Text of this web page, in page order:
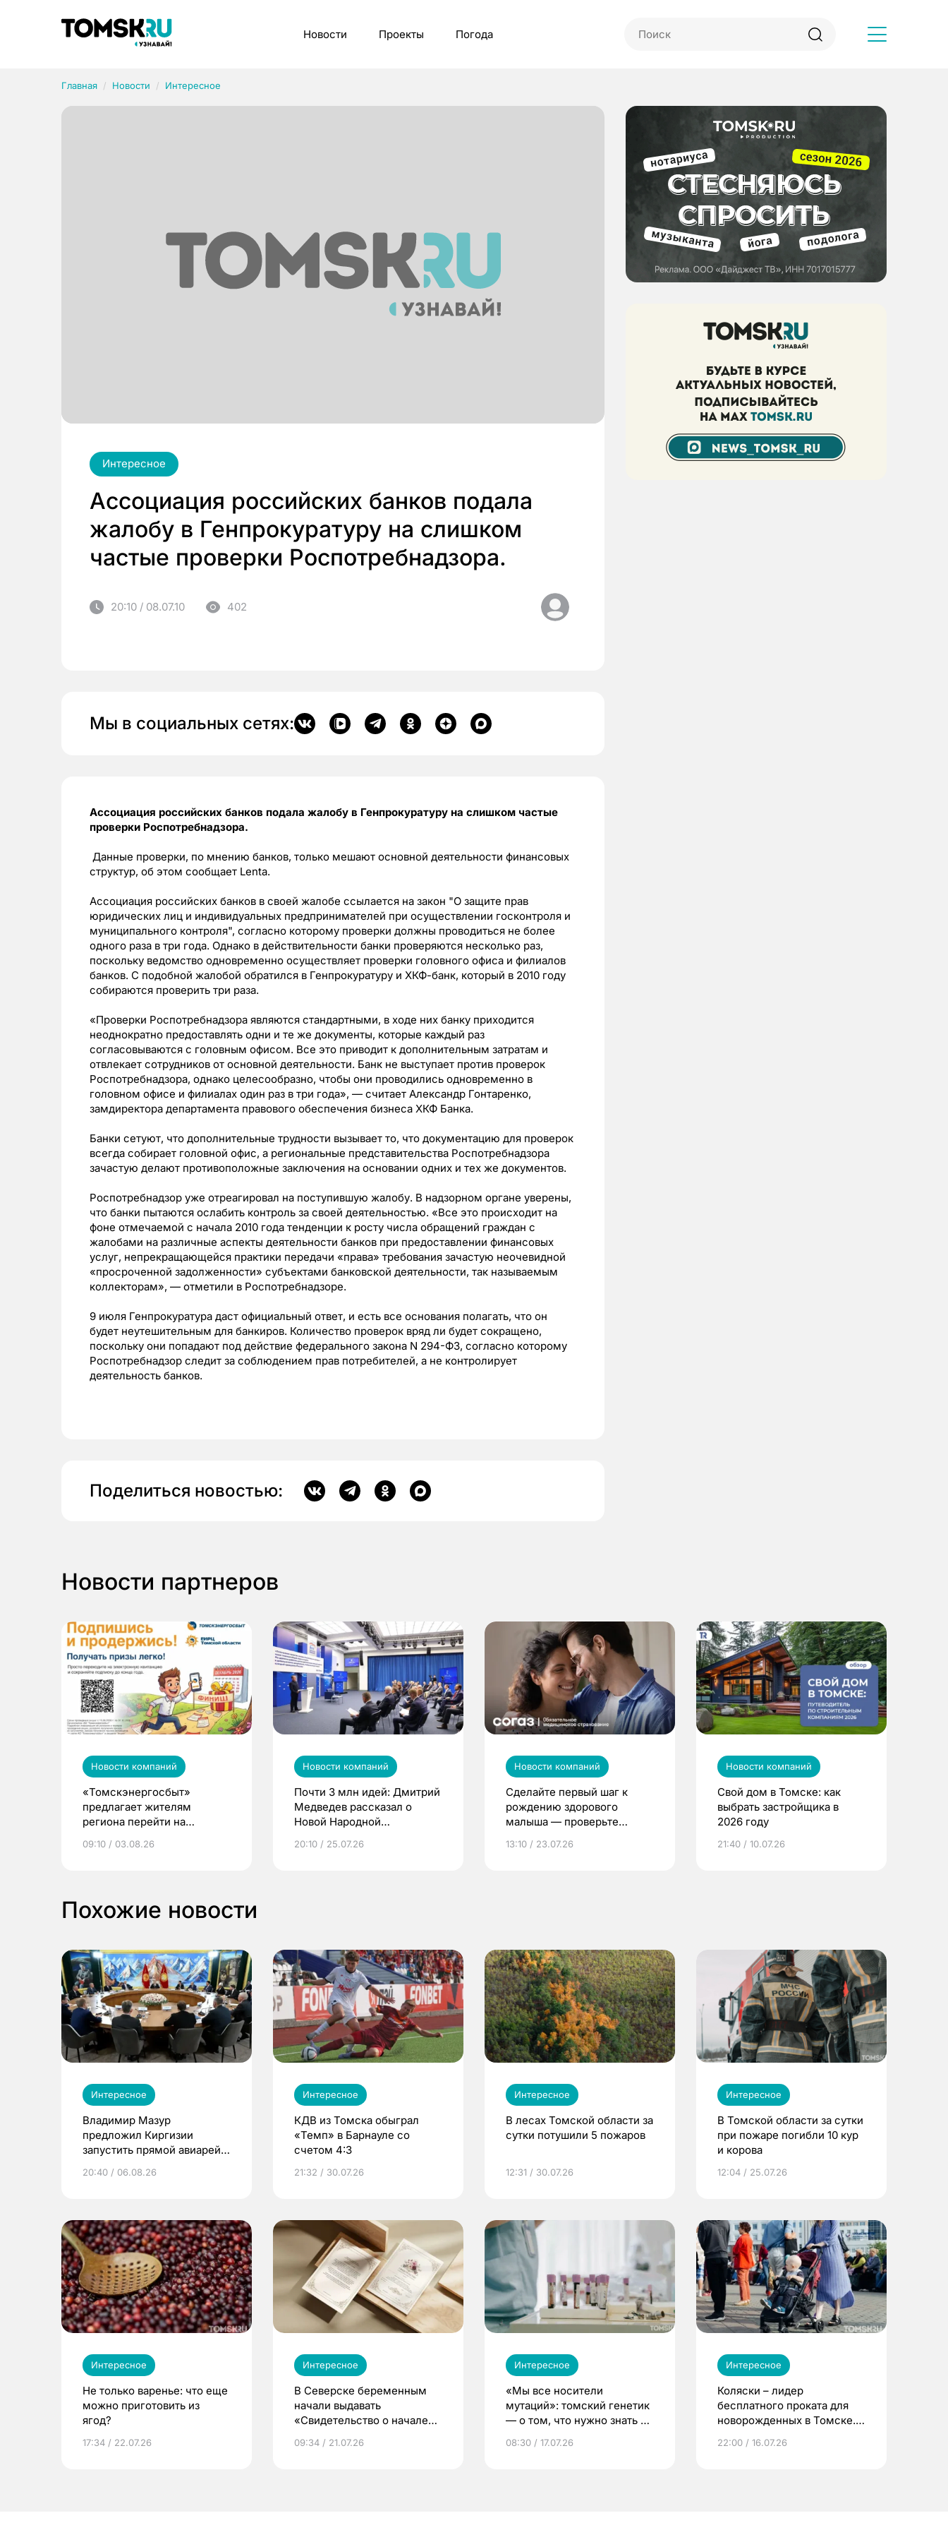
Новости Проекты Погода
Главная Новости Интересное
Интересное
Ассоциация российских банков подала
жалобу в Генпрокуратуру на слишком
частые проверки Роспотребнадзора.
20:10 / 08.07.10 402
Мы в социальных сетях:
Ассоциация российских банков подала жалобу в Генпрокуратуру на слишком частые
проверки Роспотребнадзора.
Данные проверки, по мнению банков, только мешают основной деятельности финансовых
структур, об этом сообщает Lenta.
Ассоциация российских банков в своей жалобе ссылается на закон "О защите прав
юридических лиц и индивидуальных предпринимателей при осуществлении госконтроля и
муниципального контроля", согласно которому проверки должны проводиться не более
одного раза в три года. Однако в действительности банки проверяются несколько раз,
поскольку ведомство одновременно осуществляет проверки головного офиса и филиалов
банков. С подобной жалобой обратился в Генпрокуратуру и ХКФ-банк, который в 2010 году
собираются проверить три раза.
«Проверки Роспотребнадзора являются стандартными, в ходе них банку приходится
неоднократно предоставлять одни и те же документы, которые каждый раз
согласовываются с головным офисом. Все это приводит к дополнительным затратам и
отвлекает сотрудников от основной деятельности. Банк не выступает против проверок
Роспотребнадзора, однако целесообразно, чтобы они проводились одновременно в
головном офисе и филиалах один раз в три года», — считает Александр Гонтаренко,
замдиректора департамента правового обеспечения бизнеса ХКФ Банка.
Банки сетуют, что дополнительные трудности вызывает то, что документацию для проверок
всегда собирает головной офис, а региональные представительства Роспотребнадзора
зачастую делают противоположные заключения на основании одних и тех же документов.
Роспотребнадзор уже отреагировал на поступившую жалобу. В надзорном органе уверены,
что банки пытаются ослабить контроль за своей деятельностью. «Все это происходит на
фоне отмечаемой с начала 2010 года тенденции к росту числа обращений граждан с
жалобами на различные аспекты деятельности банков при предоставлении финансовых
услуг, непрекращающейся практики передачи «права» требования зачастую неочевидной
«просроченной задолженности» субъектами банковской деятельности, так называемым
коллекторам», — отметили в Роспотребнадзоре.
9 июля Генпрокуратура даст официальный ответ, и есть все основания полагать, что он
будет неутешительным для банкиров. Количество проверок вряд ли будет сокращено,
поскольку они попадают под действие федерального закона N 294-ФЗ, согласно которому
Роспотребнадзор следит за соблюдением прав потребителей, а не контролирует
деятельность банков.
Поделиться новостью:
Новости партнеров
Новости компаний
«Томскэнергосбыт»
предлагает жителям
региона перейти на
выиграть призы
09:10 / 03.08.26
Новости компаний
Почти 3 млн идей: Дмитрий
Медведев рассказал о
Новой Народной
20:10 / 25.07.26
Новости компаний
Сделайте первый шаг к
рождению здорового
малыша — проверьте
по ОМС!
13:10 / 23.07.26
Новости компаний
Свой дом в Томске: как
выбрать застройщика в
2026 году
21:40 / 10.07.26
Похожие новости
Интересное
Владимир Мазур
предложил Киргизии
запустить прямой авиарейс
20:40 / 06.08.26
Интересное
КДВ из Томска обыграл
«Темп» в Барнауле со
счетом 4:3
21:32 / 30.07.26
Интересное
В лесах Томской области за
сутки потушили 5 пожаров
12:31 / 30.07.26
Интересное
В Томской области за сутки
при пожаре погибли 10 кур
и корова
12:04 / 25.07.26
Интересное
Не только варенье: что еще
можно приготовить из
ягод?
17:34 / 22.07.26
Интересное
В Северске беременным
начали выдавать
«Свидетельство о начале
09:34 / 21.07.26
Интересное
«Мы все носители
мутаций»: томский генетик
— о том, что нужно знать до
08:30 / 17.07.26
Интересное
Коляски – лидер
бесплатного проката для
новорожденных в Томске.
22:00 / 16.07.26
Рубрики